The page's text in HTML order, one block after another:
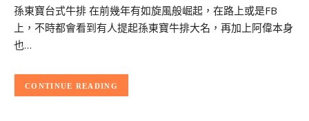
孫東寶台式牛排 在前幾年有如旋風般崛起，在路上或是FB
上，不時都會看到有人提起孫東寶牛排大名，再加上阿偉本身
也…
CONTINUE READING